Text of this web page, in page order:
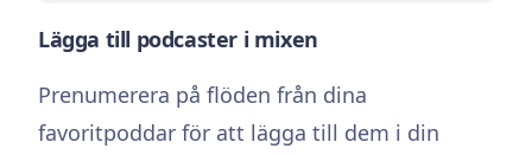
Lägga till podcaster i mixen
Prenumerera på flöden från dina
favoritpoddar för att lägga till dem i din